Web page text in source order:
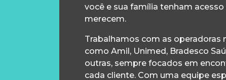
você e sua família tenham
merecem.
Trabalhamos com as operadoras
como Amil, Unimed, Bradesco
outras, sempre focados em
cada cliente. Com uma equipe